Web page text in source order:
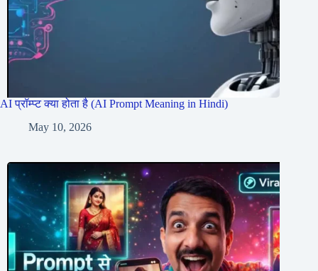
AI प्रॉम्प्ट क्या होता है (AI Prompt Meaning in Hindi)
May 10, 2026